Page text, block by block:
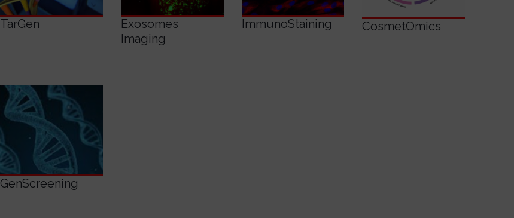
TarGen
Exosomes
Imaging
ImmunoStaining CosmetOmics
View
Details
GenScreening